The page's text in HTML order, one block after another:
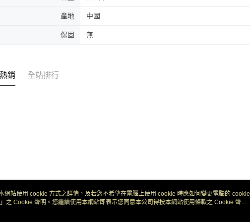
產地 中國
保固 無
銷 全站排行
關於我們 客服資訊
網站使用 cookie 方式之詳情，及若您不希望在電腦上使用 cookie 時應如何變更電腦的 cookie
」之 Cookie 聲明。您繼續使用本網站即表示您同意本公司得按本網站使用條款之 Cookie 聲明